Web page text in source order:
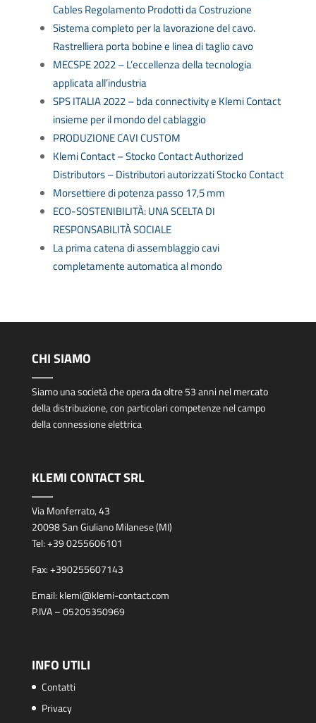
Cables Regolamento Prodotti da Costruzione
Sistema completo per la lavorazione del cavo.
Rastrelliera porta bobine e linea di taglio cavo
MECSPE 2022 – L’eccellenza della tecnologia
applicata all’industria
SPS ITALIA 2022 – bda connectivity e Klemi Contact
insieme per il mondo del cablaggio
PRODUZIONE CAVI CUSTOM
Klemi Contact – Stocko Contact Authorized
Distributors – Distributori autorizzati Stocko Contact
Morsettiere di potenza passo 17,5 mm
ECO-SOSTENIBILITÀ: UNA SCELTA DI
RESPONSABILITÀ SOCIALE
La prima catena di assemblaggio cavi
completamente automatica al mondo
CHI SIAMO
Siamo una società che opera da oltre 53 anni nel mercato
della distribuzione, con particolari competenze nel campo
della connessione elettrica
KLEMI CONTACT SRL
Via Monferrato, 43
20098 San Giuliano Milanese (MI)
Tel:+39 0255606101
Fax:+390255607143
Email: klemi@klemi-contact.com
P.IVA – 05205350969
INFO UTILI
Contatti
Privacy